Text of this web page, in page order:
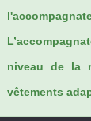
niveau de la
vêtements